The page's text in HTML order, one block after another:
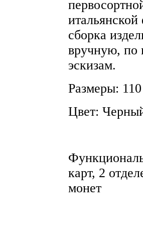
сборка
вручную, по
эскизам.
Размеры:
Цвет:
карт, 2
монет